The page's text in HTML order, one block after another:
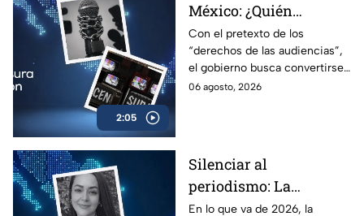
2:05
México: ¿Quién
sancionará las
mentiras oficiales del
gobierno?
Con el pretexto de los
“derechos de las audiencias”,
el gobierno busca convertirse
en el árbitro supremo de la
06 agosto, 2026
Silenciar al
periodismo: La
estrategia de violencia
En lo que va de 2026, la